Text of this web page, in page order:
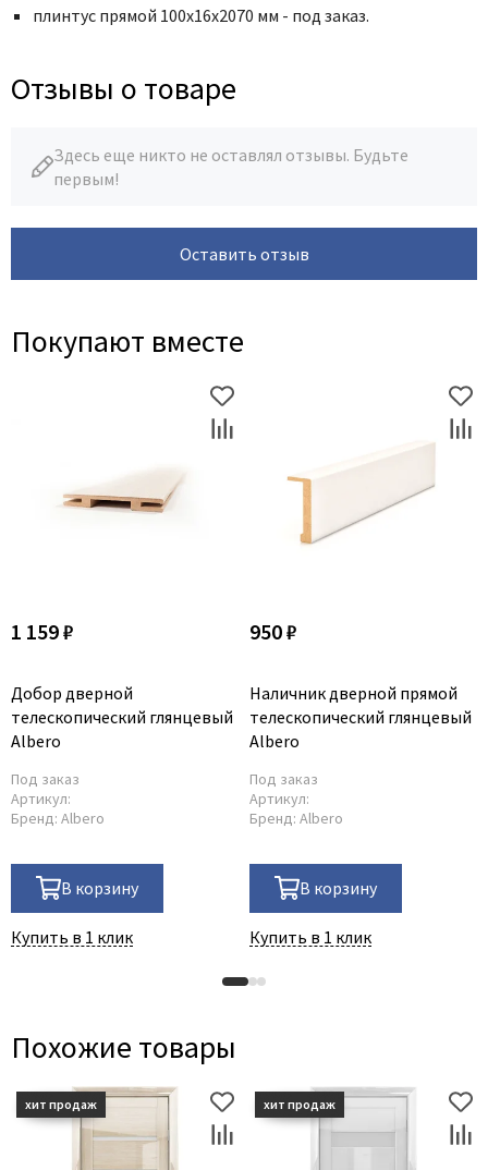
плинтус прямой 100х16х2070 мм - под заказ.
Отзывы о товаре
Здесь еще никто не оставлял отзывы. Будьте
первым!
Оставить отзыв
Покупают вместе
1 159 ₽
Добор дверной
телескопический глянцевый
Albero
Под заказ
Артикул:
Бренд: Albero
В корзину
Купить в 1 клик
950 ₽
Наличник дверной прямой
телескопический глянцевый
Albero
Под заказ
Артикул:
Бренд: Albero
В корзину
Купить в 1 клик
Похожие товары